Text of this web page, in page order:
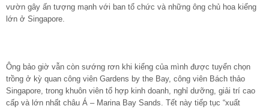
vườn gây ấn tượng mạnh với ban tổ chức và những ông chủ hoa kiểng
lớn ở Singapore.
Ông bảo giờ vẫn còn sướng rơn khi kiểng của mình được tuyển chọn
trồng ở kỳ quan công viên Gardens by the Bay, công viên Bách thảo
Singapore, trong khuôn viên tổ hợp kinh doanh, nghỉ dưỡng, giải trí cao
cấp và lớn nhất châu Á – Marina Bay Sands. Tết này tiếp tục “xuất